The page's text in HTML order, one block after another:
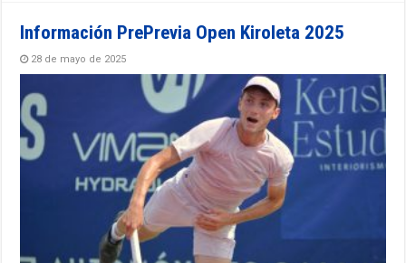
Información PrePrevia Open Kiroleta 2025
28 de mayo de 2025